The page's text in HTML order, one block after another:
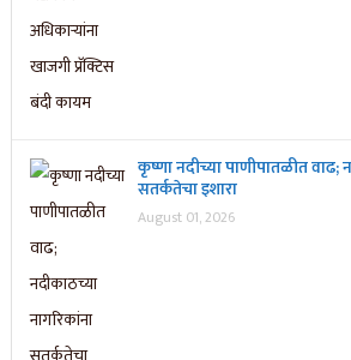
कृष्णा नदीच्या पाणीपातळीत वाढ;
सतर्कतेचा इशारा
August 01, 2026